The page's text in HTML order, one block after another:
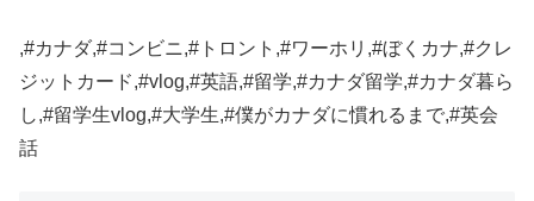
,#カナダ,#コンビニ,#トロント,#ワーホリ,#ぼくカナ,#クレ
ジットカード,#vlog,#英語,#留学,#カナダ留学,#カナダ暮ら
し,#留学生vlog,#大学生,#僕がカナダに慣れるまで,#英会
話